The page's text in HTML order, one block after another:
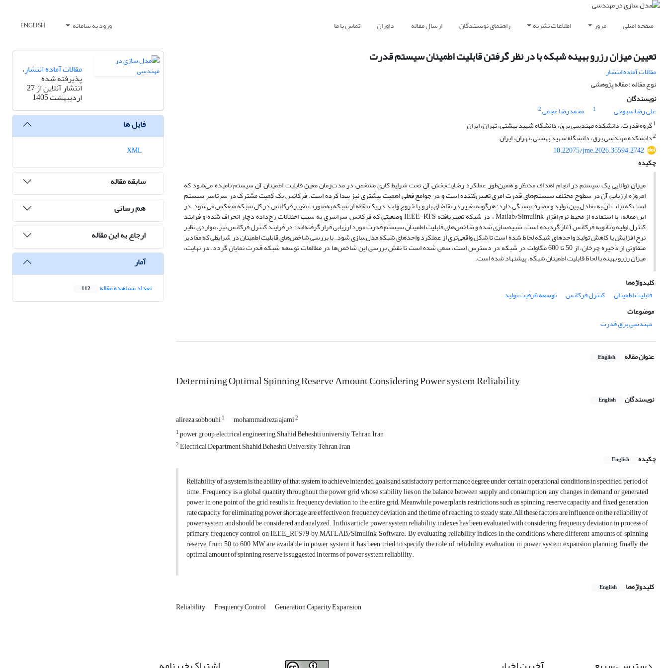
صفحه اصلی مرور اطلاعات نشریه راهنمای نویسندگان ارسال مقاله داوران تماس با ما ورود به سامانه ENGLISH
تعیین میزان رزرو بهینه شبکه با در نظر گرفتن قابلیت اطمینان سیستم قدرت
مقالات آماده انتشار
نوع مقاله : مقاله پژوهشی
نویسندگان
علی رضا سبوحی
1 محمدرضا عجمی2
1گروه قدرت، دانشکده مهندسی برق، دانشگاه شهید بهشتی، تهران، ایران
2دانشکده مهندسی برق، دانشگاه شهید بهشتی، تهران، ایران
10.22075/jme.2026.35594.2742
چکیده
میزان توانایی یک سیستم در انجام اهداف مدنظر و همین‌طور عملکرد رضایت‌بخش آن تحت شرایط کاری مشخص در مدت‌زمان معین قابلیت اطمینان آن سیستم نامیده می‌شود که
امروزه ارزیابی آن در سطوح مختلف سیستم‌های قدرت امری تعیین‌کننده است و در جوامع فعلی اهمیت بیشتری نیز پیدا کرده است. فرکانس یک کمیت مشترک در سرتاسر سیستم
است که ثبات آن به تعادل بین تولید و مصرف بستگی دارد؛ هرگونه تغییر در تقاضای بار و یا خروج واحد در یک نقطه از شبکه به‌صورت تغییر فرکانس در کل شبکه منعکس می‌شود. در
این مقاله، با استفاده از محیط نرم افزار Matlab/Simulink ، در شبکه تغییریافته IEEE-RTS وضعیتی که فرکانس سراسری به سبب اختلالات رخ‌داده دچار انحراف شده و فرایند
کنترل اولیه و ثانویه فرکانس آغاز گردیده است، شبیه‌سازی شده و شاخص‌های قابلیت اطمینان سیستم قدرت مورد ارزیابی قرار گرفته‌اند؛ در فرایند کنترل فرکانس نیز، مواردی نظیر
نرخ افزایش یا کاهش تولید واحدهای شبکه لحاظ شده است تا شکل واقعی‌تری از عملکرد واحدهای شبکه مدل‌سازی شود. با بررسی شاخص‌های قابلیت اطمینان در شرایطی که مقادیر
متفاوتی از ذخیره چرخان، از 50 تا 600 مگاوات در شبکه در دسترس است، سعی شده است تا نقش بررسی این شاخص‌ها در مطالعات توسعه شبکه قدرت نمایان گردد. در نهایت،
میزان رزرو بهینه با لحاظ قابلیت اطمینان شبکه، پیشنهاد شده است.
کلیدواژه‌ها
قابلیت اطمینان
کنترل فرکانس
توسعه ظرفیت تولید
موضوعات
مهندسی برق قدرت
عنوان مقاله English
Determining Optimal Spinning Reserve Amount Considering Power system Reliability
نویسندگان English
alireza sobbouhi1 mohammadreza ajami2
1power group, electrical engineering, Shahid Beheshti university, Tehran, Iran
2Electrical Department, Shahid Beheshti University, Tehran, Iran
چکیده
English
Reliability of a system is the ability of that system to achieve intended goals and satisfactory performance degree under certain operational conditions in specified period of
time. Frequency is a global quantity throughout the power grid whose stability lies on the balance between supply and consumption; any changes in demand or generated
power in one point of the grid, results in frequency deviation to the entire grid; Meanwhile powerplants restrictions such as spinning reserve capacity and fixed generation
rate capacity for eliminating power shortage are effective on frequency deviation and the time of reaching to steady state.All these factors are influence on the reliability of
power system and should be considered and analyzed. In this article, power system reliability indexes has been evaluated with considering frequency deviation in process of
primary frequency control on IEEE_RTS79 by MATLAB/Simulink Software. By evaluating reliability indices in the conditions where different amounts of spinning
reserve, from 50 to 600 MW are available in power system, it has been tried to specify the role of reliability evaluation in power system expansion planning, finally the
optimal amount of spinning reserve is suggested in terms of power system reliability.
کلیدواژه‌ها English
Reliability Frequency Control Generation Capacity Expansion
مقالات آماده انتشار،
پذیرفته شده
انتشار آنلاین از 27
اردیبهشت 1405
فایل ها
سابقه مقاله
هم رسانی
ارجاع به این مقاله
آمار
تعداد مشاهده مقاله 112